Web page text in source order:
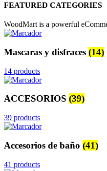
FEATURED CATEGORIES
WoodMart is a powerful
Mascaras y disfraces (14)
14 products
ACCESORIOS (39)
39 products
Accesorios de baño (41)
41 products